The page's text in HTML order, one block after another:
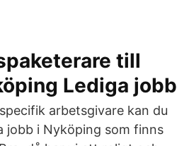
till
Lediga jobb
arbetsgivare kan du
jobb i Nyköping som finns